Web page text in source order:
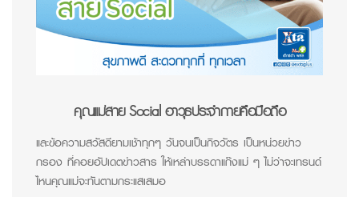
คุณแม่สาย Social อาวุธประจำกายคือมือถือ
และข้อความสวัสดียามเช้าทุกๆ วันจนเป็นกิจวัตร เป็นหน่วยข่าว
กรอง ที่คอยอัปเดตข่าวสาร ให้เหล่าบรรดาแก๊งแม่ ๆ ไม่ว่าจะเทรนด์
ไหนคุณแม่จะทันตามกระแสเสมอ